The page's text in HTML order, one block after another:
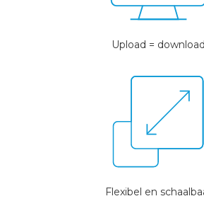
Upload = download
Flexibel en